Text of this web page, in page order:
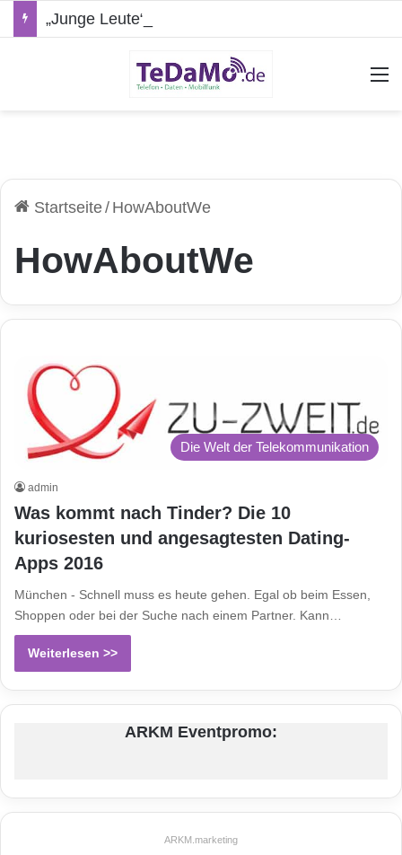
Startseite/ HowAboutWe
HowAboutWe
Die Welt der Telekommunikation
admin
Was kommt nach Tinder? Die 10
kuriosesten und angesagtesten Dating-
Apps 2016
München - Schnell muss es heute gehen. Egal ob beim Essen,
Shoppen oder bei der Suche nach einem Partner. Kann…
Weiterlesen >>
ARKM Eventpromo:
ARKM.marketing